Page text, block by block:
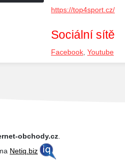
https://top4sport.cz/
Sociální sítě
Facebook, Youtube
obchody.cz.
Netiq.biz